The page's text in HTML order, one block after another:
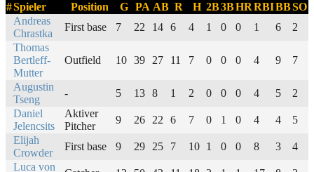
#Spieler Position G PA AB R H 2B3BHRRBIBBSO
Andreas
Chrastka
First base 7 22 14 6 4 1 0 0 1 6 2
Thomas
Bertleff-
Mutter
Outfield 10 39 27 11 7 0 0 0 4 9 7
Augustin
Tseng
- 5 13 8 1 2 0 0 0 4 5 2
Daniel
Jelencsits
Aktiver
Pitcher
9 26 22 6 7 0 1 0 4 4 5
Elijah
Crowder
First base 9 29 25 7 10 1 0 0 8 3 4
Luca von